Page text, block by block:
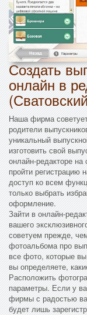
Создать
онлайн в
Наша фирма
родители
уникальный
изготовить свой
онлайн-редакторе
пройти регистрацию
доступ ко всем
только выбрать
оформление.
Зайти в онлайн-
вашего
советуем прежде,
фотоальбома про
все фото, которые
вы определяете,
Расположить
параметры. Если у
фирмы с радостью
будет лишь